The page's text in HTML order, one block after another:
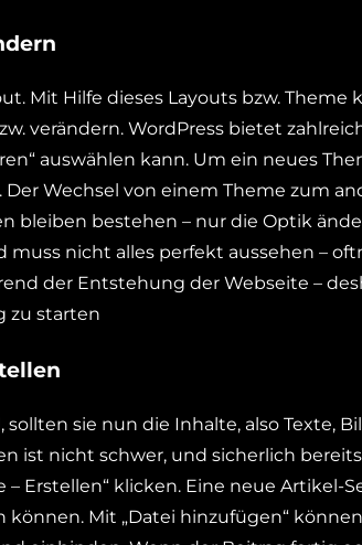
Mit Hilfe dieses Layouts bzw. Theme
verändern. WordPress bietet
auswählen kann. Um ein neues
Der Wechsel von einem Theme zum
bleiben bestehen – nur die Optik
muss nicht alles perfekt aussehen –
der Entstehung der Webseite –
zu starten
sie nun die Inhalte, also Texte,
ist nicht schwer, und sicherlich
Erstellen“ klicken. Eine neue Artikel-
Mit „Datei hinzufügen“